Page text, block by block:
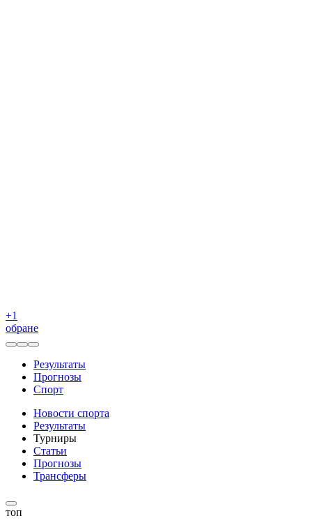
+1
обране
Результаты
Прогнозы
Спорт
Новости спорта
Результаты
Турниры
Статьи
Прогнозы
Трансферы
топ